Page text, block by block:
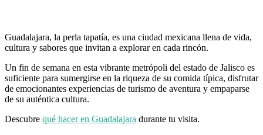
Guadalajara, la perla tapatía, es una ciudad mexicana llena de vida,
cultura y sabores que invitan a explorar en cada rincón.
Un fin de semana en esta vibrante metrópoli del estado de Jalisco es
suficiente para sumergirse en la riqueza de su comida típica, disfrutar
de emocionantes experiencias de turismo de aventura y empaparse
de su auténtica cultura.
Descubre qué hacer en Guadalajara durante tu visita.